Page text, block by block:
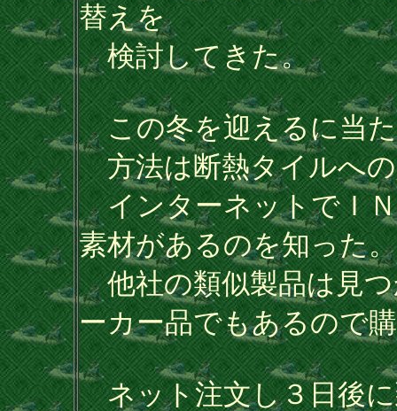
替えを
検討してきた。
この冬を迎えるに当た
方法は断熱タイルへの
インターネットでＩＮ
素材があるのを知った。
他社の類似製品は見つ
ーカー品でもあるので
ネット注文し３日後に